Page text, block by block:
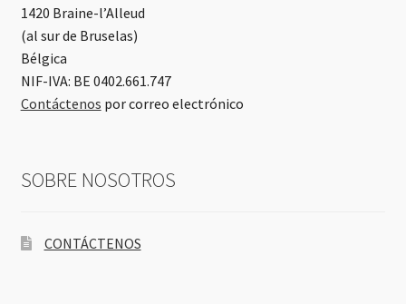
1420 Braine-l’Alleud
(al sur de Bruselas)
Bélgica
NIF-IVA: BE 0402.661.747
Contáctenos por correo electrónico
SOBRE NOSOTROS
CONTÁCTENOS